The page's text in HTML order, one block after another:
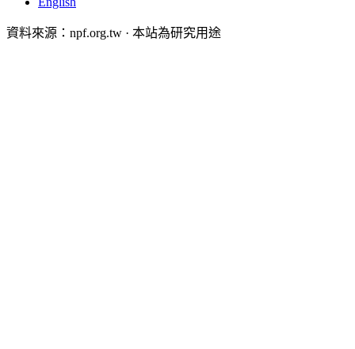
資料來源：npf.org.tw · 本站為研究用途